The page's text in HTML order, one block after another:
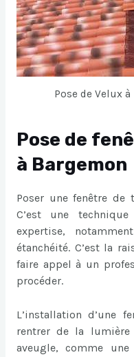
Pose de Velux
Pose de
à Bargemon
Poser une fenêtre de
C’est une
expertise,
étanchéité. C’est la
faire appel à un
procéder.
L’installation d’une
rentrer de la
aveugle, comme